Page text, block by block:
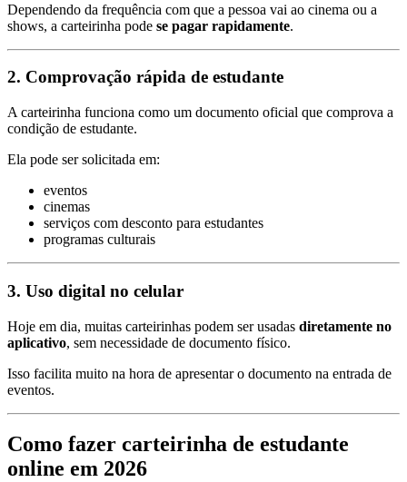
Dependendo da frequência com que a pessoa vai ao cinema ou a
shows, a carteirinha pode se pagar rapidamente.
2. Comprovação rápida de estudante
A carteirinha funciona como um documento oficial que comprova a
condição de estudante.
Ela pode ser solicitada em:
eventos
cinemas
serviços com desconto para estudantes
programas culturais
3. Uso digital no celular
Hoje em dia, muitas carteirinhas podem ser usadas diretamente no
aplicativo, sem necessidade de documento físico.
Isso facilita muito na hora de apresentar o documento na entrada de
eventos.
Como fazer carteirinha de estudante
online em 2026